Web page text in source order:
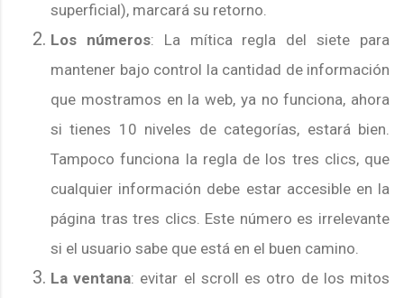
superficial), marcará su retorno.
Los números: La mítica regla del siete para
mantener bajo control la cantidad de información
que mostramos en la web, ya no funciona, ahora
si tienes 10 niveles de categorías, estará bien.
Tampoco funciona la regla de los tres clics, que
cualquier información debe estar accesible en la
página tras tres clics. Este número es irrelevante
si el usuario sabe que está en el buen camino.
La ventana: evitar el scroll es otro de los mitos